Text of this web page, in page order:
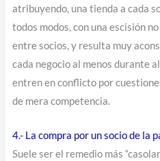
atribuyendo, una tienda a cada
todos modos, con una escisión
entre socios, y resulta muy
cada negocio al menos durante
entren en conflicto por
de mera competencia.
4.- La compra por un socio de la
Suele ser el remedio más